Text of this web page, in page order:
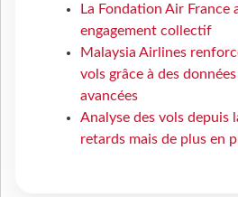
La Fondation Air France
engagement collectif
Malaysia Airlines
vols grâce à des
avancées
Analyse des vols depuis
retards mais de plus en